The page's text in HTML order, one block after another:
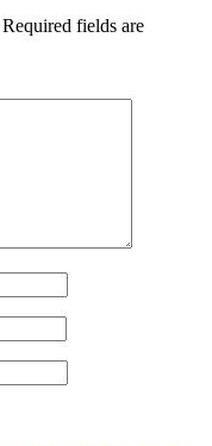
Required fields are